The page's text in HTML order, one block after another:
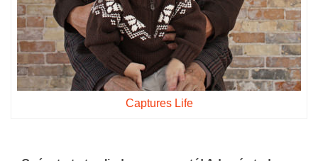
Captures Life